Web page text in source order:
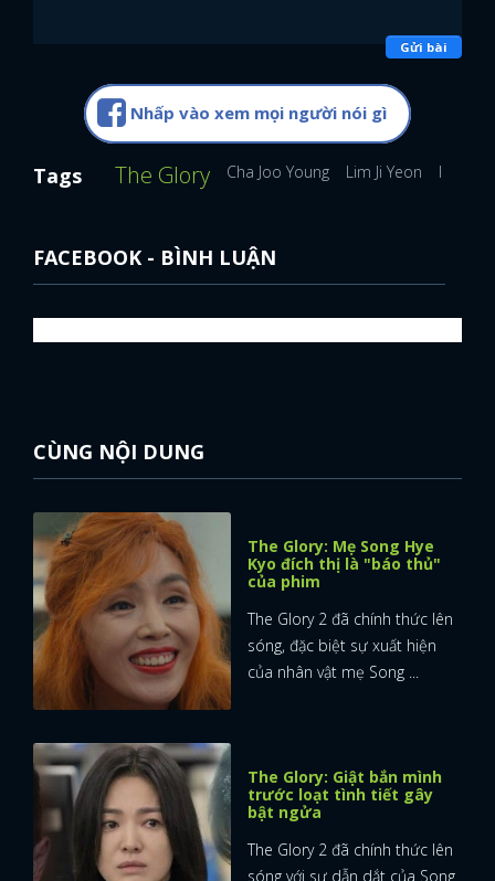
ĐĂNG NHẬP
Gửi bài
Nhấp vào xem mọi người nói gì
Tags The Glory Cha Joo Young Lim Ji Yeon Kim
FACEBOOK - BÌNH LUẬN
CÙNG NỘI DUNG
The Glory: Mẹ Song Hye
Kyo đích thị là "báo thủ"
của phim
The Glory 2 đã chính thức lên
sóng, đặc biệt sự xuất hiện
của nhân vật mẹ Song ...
The Glory: Giật bắn mình
trước loạt tình tiết gây
bật ngửa
The Glory 2 đã chính thức lên
sóng với sự dẫn dắt của Song